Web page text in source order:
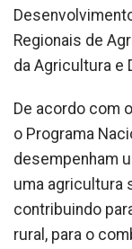
Regionais de
da Agricultura e
De acordo com
o Programa
desempenham
uma agricultura
contribuindo
rural, para o